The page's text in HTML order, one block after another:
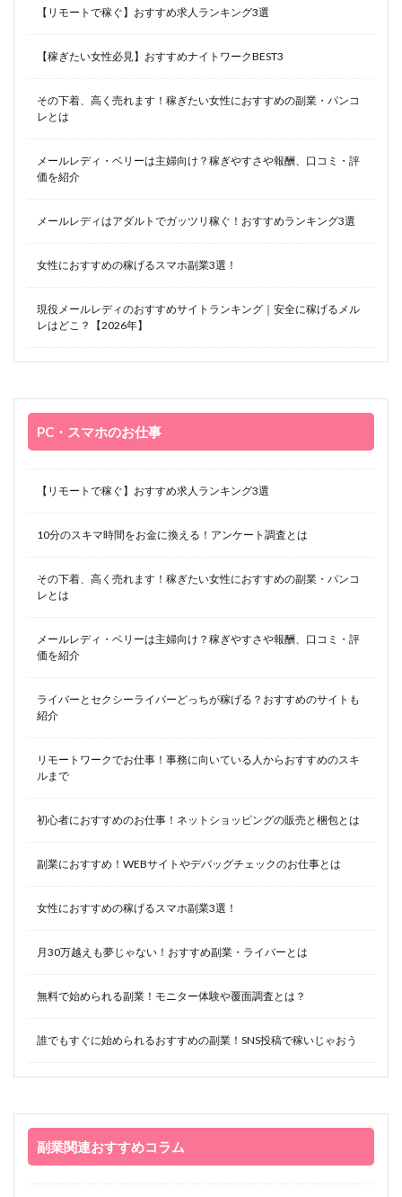
【リモートで稼ぐ】おすすめ求人ランキング3選
【稼ぎたい女性必見】おすすめナイトワークBEST3
その下着、高く売れます！稼ぎたい女性におすすめの副業・パンコ
レとは
メールレディ・ベリーは主婦向け？稼ぎやすさや報酬、口コミ・評
価を紹介
メールレディはアダルトでガッツリ稼ぐ！おすすめランキング3選
女性におすすめの稼げるスマホ副業3選！
現役メールレディのおすすめサイトランキング｜安全に稼げるメル
レはどこ？【2026年】
PC・スマホのお仕事
【リモートで稼ぐ】おすすめ求人ランキング3選
10分のスキマ時間をお金に換える！アンケート調査とは
その下着、高く売れます！稼ぎたい女性におすすめの副業・パンコ
レとは
メールレディ・ベリーは主婦向け？稼ぎやすさや報酬、口コミ・評
価を紹介
ライバーとセクシーライバーどっちが稼げる？おすすめのサイトも
紹介
リモートワークでお仕事！事務に向いている人からおすすめのスキ
ルまで
初心者におすすめのお仕事！ネットショッピングの販売と梱包とは
副業におすすめ！WEBサイトやデバッグチェックのお仕事とは
女性におすすめの稼げるスマホ副業3選！
月30万越えも夢じゃない！おすすめ副業・ライバーとは
無料で始められる副業！モニター体験や覆面調査とは？
誰でもすぐに始められるおすすめの副業！SNS投稿で稼いじゃおう
副業関連おすすめコラム